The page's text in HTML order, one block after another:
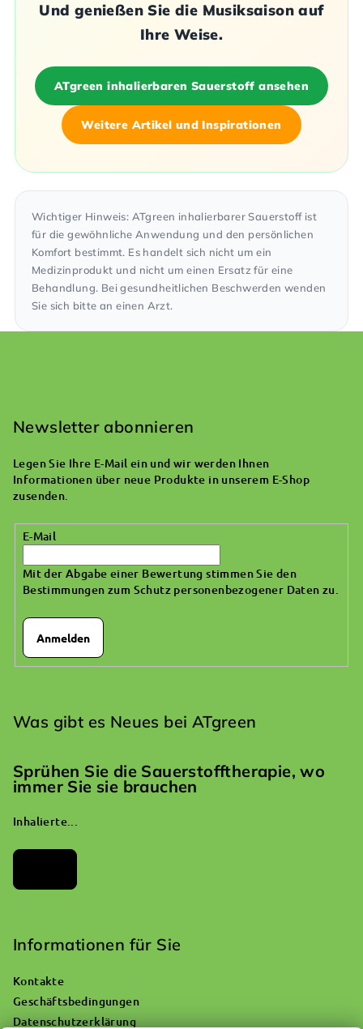
Und genießen Sie die Musiksaison auf
Ihre Weise.
ATgreen inhalierbaren Sauerstoff ansehen
Weitere Artikel und Inspirationen
Wichtiger Hinweis: ATgreen inhalierbarer Sauerstoff ist
für die gewöhnliche Anwendung und den persönlichen
Komfort bestimmt. Es handelt sich nicht um ein
Medizinprodukt und nicht um einen Ersatz für eine
Behandlung. Bei gesundheitlichen Beschwerden wenden
Sie sich bitte an einen Arzt.
Newsletter abonnieren
Legen Sie Ihre E-Mail ein und wir werden Ihnen
Informationen über neue Produkte in unserem E-Shop
zusenden.
E-Mail
Mit der Abgabe einer Bewertung stimmen Sie den
Bestimmungen zum Schutz personenbezogener Daten zu.
Anmelden
Was gibt es Neues bei ATgreen
Sprühen Sie die Sauerstofftherapie, wo
immer Sie sie brauchen
Inhalierte...
Informationen für Sie
Kontakte
Geschäftsbedingungen
Datenschutzerklärung